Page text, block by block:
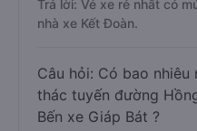
Trả lời: Vé xe rẻ nhất có
nhà xe Kết Đoàn.
Câu hỏi: Có bao nhiêu
thác tuyến đường
Bến xe Giáp Bát ?